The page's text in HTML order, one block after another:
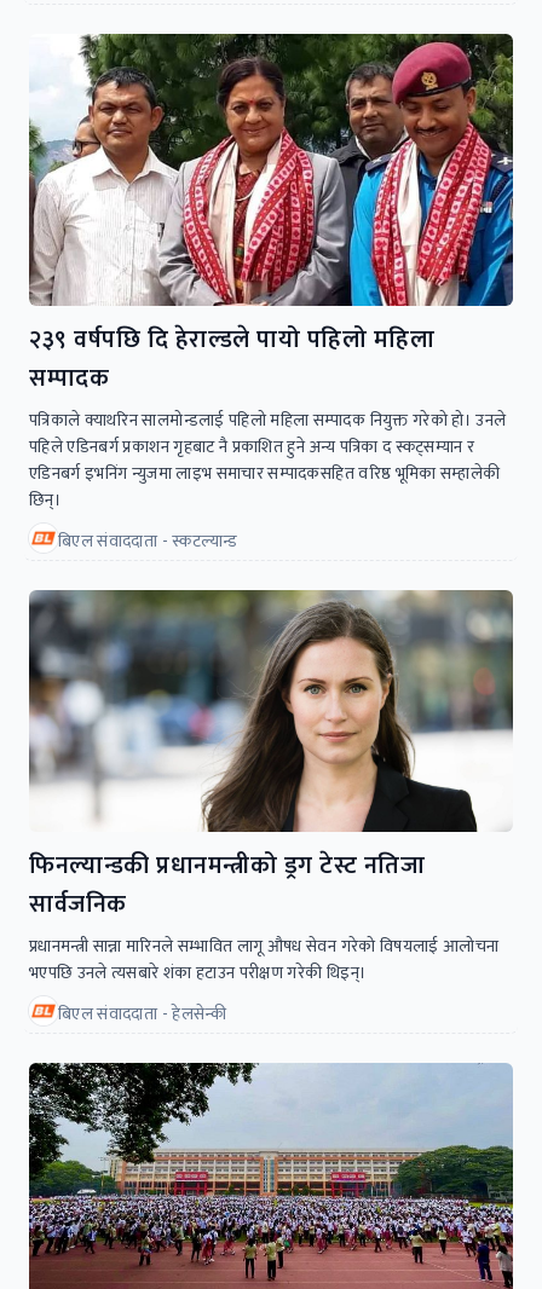
२३९ वर्षपछि दि हेराल्डले पायो पहिलो महिला
सम्पादक
पत्रिकाले क्याथरिन सालमोन्डलाई पहिलो महिला सम्पादक नियुक्त गरेको हो। उनले
पहिले एडिनबर्ग प्रकाशन गृहबाट नै प्रकाशित हुने अन्य पत्रिका द स्कट्सम्यान र
एडिनबर्ग इभनिंग न्युजमा लाइभ समाचार सम्पादकसहित वरिष्ठ भूमिका सम्हालेकी
छिन्।
बिएल संवाददाता - स्कटल्यान्ड
फिनल्यान्डकी प्रधानमन्त्रीको ड्रग टेस्ट नतिजा
सार्वजनिक
प्रधानमन्त्री सान्ना मारिनले सम्भावित लागू औषध सेवन गरेको विषयलाई आलोचना
भएपछि उनले त्यसबारे शंका हटाउन परीक्षण गरेकी थिइन्।
बिएल संवाददाता - हेलसेन्की